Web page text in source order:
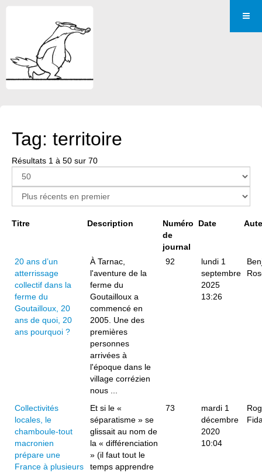
Tag: territoire
Résultats 1 à 50 sur 70
Titre Description
Numéro
de
journal
Date
20 ans d’un
atterrissage
collectif dans la
ferme du
Goutailloux, 20
ans de quoi, 20
ans pourquoi ?
À Tarnac,
l'aventure de la
ferme du
Goutailloux a
commencé en
2005. Une des
premières
personnes
arrivées à
l'époque dans le
village corrézien
nous ...
92
lundi 1
septembre
2025
13:26
Collectivités
locales, le
chamboule-tout
macronien
prépare une
France à plusieurs
Et si le «
séparatisme » se
glissait au nom de
la « différenciation
» (il faut tout le
temps apprendre
73
mardi 1
décembre
2020
10:04